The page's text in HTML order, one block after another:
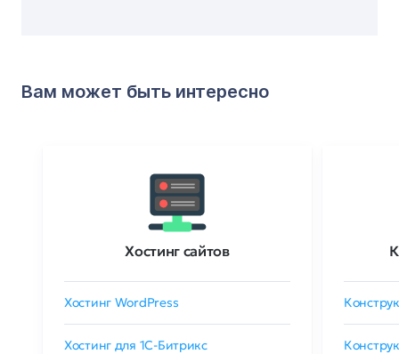
Вам может быть интересно
Хостинг сайтов
Хостинг WordPress
Хостинг для 1C-Битрикс